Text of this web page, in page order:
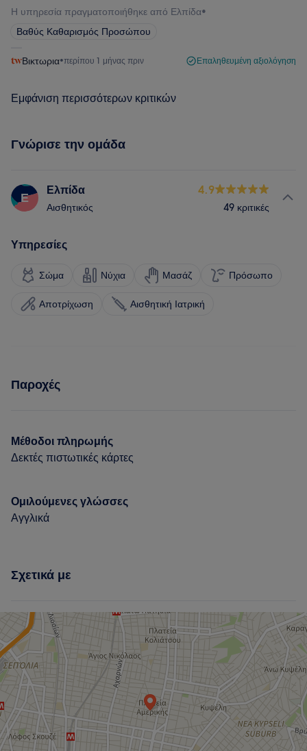
Η υπηρεσία πραγματοποιήθηκε από Ελπίδα•
Βαθύς Καθαρισμός Προσώπου
Βικτωρια•περίπου 1 μήνας πριν Επαληθευμένη αξιολόγηση
Εμφάνιση περισσότερων κριτικών
Γνώρισε την ομάδα
Ε Ελπίδα
Αισθητικός
4.9
49 κριτικές
Υπηρεσίες
Σώμα Νύχια Μασάζ Πρόσωπο
Αποτρίχωση Αισθητική Ιατρική
Παροχές
Μέθοδοι πληρωμής
Δεκτές πιστωτικές κάρτες
Ομιλούμενες γλώσσες
Αγγλικά
Σχετικά με